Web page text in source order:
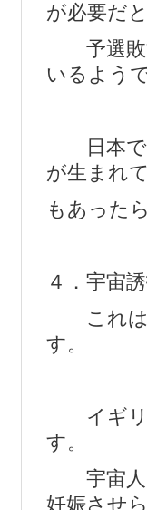
が必要だ
予選敗
いるよう
日本で
が生まれ
もあった
４．宇宙
これは
す。
イギリ
す。
宇宙人
妊娠させ